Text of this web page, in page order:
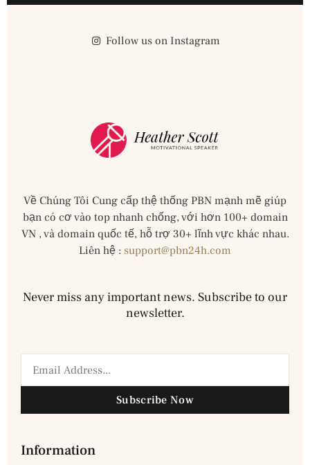
Follow us on Instagram
Về Chúng Tôi Cung cấp thệ thống PBN mạnh mẽ giúp
bạn có cơ vào top nhanh chống, với hơn 100+ domain
VN , và domain quốc tế, hỗ trợ 30+ lĩnh vực khác nhau.
Liên hệ : support@pbn24h.com
Never miss any important news. Subscribe to our
newsletter.
Subscribe Now
Information